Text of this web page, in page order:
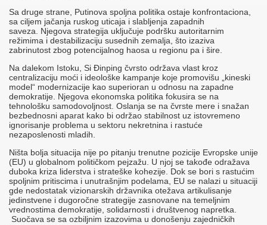
Sa druge strane, Putinova spoljna politika ostaje konfrontaciona,
sa ciljem jačanja ruskog uticaja i slabljenja zapadnih
saveza. Njegova strategija uključuje podršku autoritarnim
režimima i destabilizaciju susednih zemalja, što izaziva
zabrinutost zbog potencijalnog haosa u regionu pa i šire.​
Na dalekom Istoku, Si Đinping čvrsto održava vlast kroz
centralizaciju moći i ideološke kampanje koje promovišu „kineski
model“ modernizacije kao superioran u odnosu na zapadne
demokratije. Njegova ekonomska politika fokusira se na
tehnološku samodovoljnost. Oslanja se na čvrste mere i snažan
bezbednosni aparat kako bi održao stabilnost uz istovremeno
ignorisanje problema u sektoru nekretnina i rastuće
nezaposlenosti mladih.​​
Ništa bolja situacija nije po pitanju trenutne pozicije Evropske unije
(EU) u globalnom političkom pejzažu. U njoj se takođe odražava
duboka kriza liderstva i strateške kohezije. Dok se bori s rastućim
spoljnim pritiscima i unutrašnjim podelama, EU se nalazi u situaciji
gde nedostatak vizionarskih državnika otežava artikulisanje
jedinstvene i dugoročne strategije zasnovane na temeljnim
vrednostima demokratije, solidarnosti i društvenog napretka.​
Suočava se sa ozbiljnim izazovima u donošenju zajedničkih